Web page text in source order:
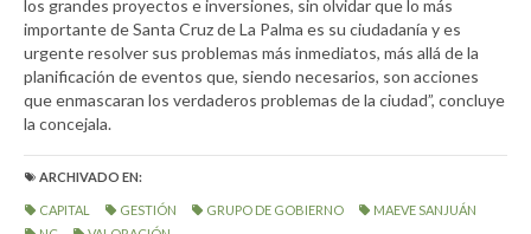
los grandes proyectos e inversiones, sin olvidar que lo más
importante de Santa Cruz de La Palma es su ciudadanía y es
urgente resolver sus problemas más inmediatos, más allá de la
planificación de eventos que, siendo necesarios, son acciones
que enmascaran los verdaderos problemas de la ciudad”, concluye
la concejala.
ARCHIVADO EN:
CAPITAL GESTIÓN GRUPO DE GOBIERNO
MAEVE SANJUÁN